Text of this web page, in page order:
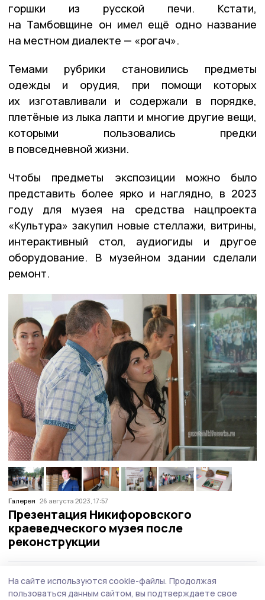
горшки из русской печи. Кстати,
на Тамбовщине он имел ещё одно название
на местном диалекте — «рогач».
Темами рубрики становились предметы
одежды и орудия, при помощи которых
их изготавливали и содержали в порядке,
плетёные из лыка лапти и многие другие вещи,
которыми пользовались предки
в повседневной жизни.
Чтобы предметы экспозиции можно было
представить более ярко и наглядно, в 2023
году для музея на средства нацпроекта
«Культура» закупил новые стеллажи, витрины,
интерактивный стол, аудиогиды и другое
оборудование. В музейном здании сделали
ремонт.
Галерея 26 августа 2023, 17:57
Презентация Никифоровского
краеведческого музея после
реконструкции
Материалы по теме:
Майка Жиркова и кроссовки 54-го размера: знаменские
На сайте используются cookie-файлы. Продолжая
пользоваться данным сайтом, вы подтверждаете свое